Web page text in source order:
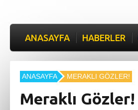
ANASAYFA HABERLER
ANASAYFA MERAKLI GÖZLER!
Meraklı Gözler!